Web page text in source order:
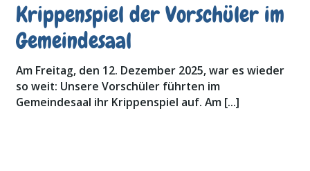
Krippenspiel der Vorschüler im
Gemeindesaal
Am Freitag, den 12. Dezember 2025, war es wieder
so weit: Unsere Vorschüler führten im
Gemeindesaal ihr Krippenspiel auf. Am […]